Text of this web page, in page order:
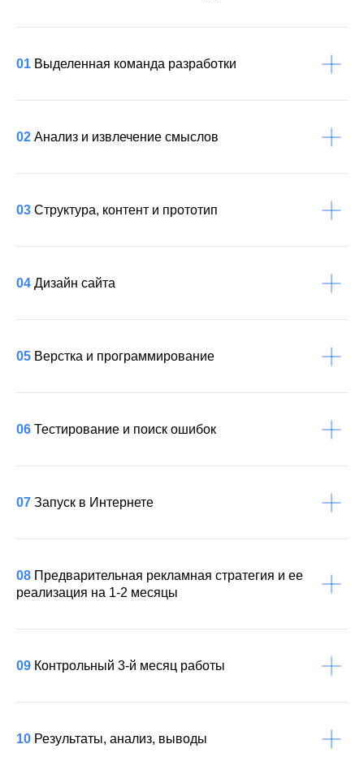
01 Выделенная команда разработки
02 Анализ и извлечение смыслов
03 Структура, контент и прототип
04 Дизайн сайта
05 Верстка и программирование
06 Тестирование и поиск ошибок
07 Запуск в Интернете
08 Предварительная рекламная стратегия и ее
реализация на 1-2 месяцы
09 Контрольный 3-й месяц работы
10 Результаты, анализ, выводы